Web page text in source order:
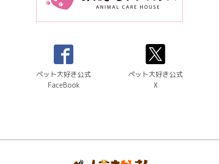
ペット大好き公式
FaceBook
ペット大好き公式
X